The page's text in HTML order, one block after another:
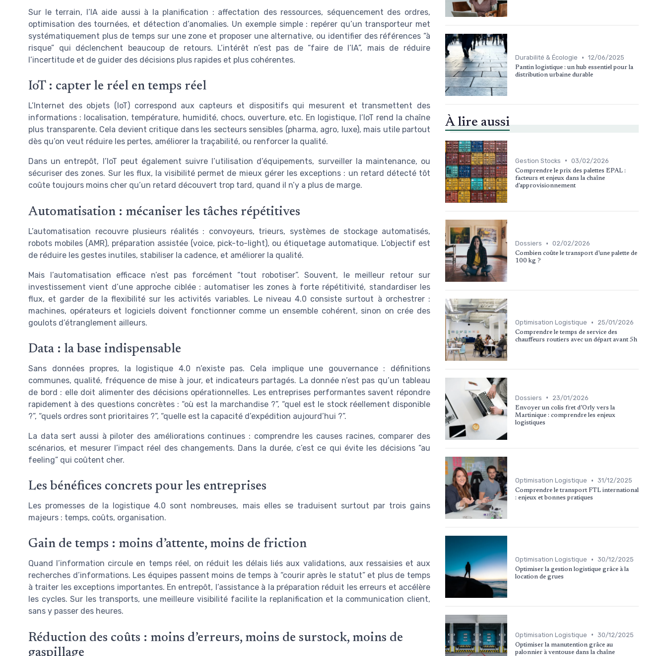
Sur le terrain, l’IA aide aussi à la planification : affectation des ressources, séquencement des ordres,
optimisation des tournées, et détection d’anomalies. Un exemple simple : repérer qu’un transporteur met
systématiquement plus de temps sur une zone et proposer une alternative, ou identifier des références “à
risque” qui déclenchent beaucoup de retours. L’intérêt n’est pas de “faire de l’IA”, mais de réduire
l’incertitude et de guider des décisions plus rapides et plus cohérentes.
IoT : capter le réel en temps réel
L’Internet des objets (IoT) correspond aux capteurs et dispositifs qui mesurent et transmettent des
informations : localisation, température, humidité, chocs, ouverture, etc. En logistique, l’IoT rend la chaîne
plus transparente. Cela devient critique dans les secteurs sensibles (pharma, agro, luxe), mais utile partout
dès qu’on veut réduire les pertes, améliorer la traçabilité, ou renforcer la qualité.
Dans un entrepôt, l’IoT peut également suivre l’utilisation d’équipements, surveiller la maintenance, ou
sécuriser des zones. Sur les flux, la visibilité permet de mieux gérer les exceptions : un retard détecté tôt
coûte toujours moins cher qu’un retard découvert trop tard, quand il n’y a plus de marge.
Automatisation : mécaniser les tâches répétitives
L’automatisation recouvre plusieurs réalités : convoyeurs, trieurs, systèmes de stockage automatisés,
robots mobiles (AMR), préparation assistée (voice, pick-to-light), ou étiquetage automatique. L’objectif est
de réduire les gestes inutiles, stabiliser la cadence, et améliorer la qualité.
Mais l’automatisation efficace n’est pas forcément “tout robotiser”. Souvent, le meilleur retour sur
investissement vient d’une approche ciblée : automatiser les zones à forte répétitivité, standardiser les
flux, et garder de la flexibilité sur les activités variables. Le niveau 4.0 consiste surtout à orchestrer :
machines, opérateurs et logiciels doivent fonctionner comme un ensemble cohérent, sinon on crée des
goulots d’étranglement ailleurs.
Data : la base indispensable
Sans données propres, la logistique 4.0 n’existe pas. Cela implique une gouvernance : définitions
communes, qualité, fréquence de mise à jour, et indicateurs partagés. La donnée n’est pas qu’un tableau
de bord : elle doit alimenter des décisions opérationnelles. Les entreprises performantes savent répondre
rapidement à des questions concrètes : “où est la marchandise ?”, “quel est le stock réellement disponible
?”, “quels ordres sont prioritaires ?”, “quelle est la capacité d’expédition aujourd’hui ?”.
La data sert aussi à piloter des améliorations continues : comprendre les causes racines, comparer des
scénarios, et mesurer l’impact réel des changements. Dans la durée, c’est ce qui évite les décisions “au
feeling” qui coûtent cher.
Les bénéfices concrets pour les entreprises
Les promesses de la logistique 4.0 sont nombreuses, mais elles se traduisent surtout par trois gains
majeurs : temps, coûts, organisation.
Gain de temps : moins d’attente, moins de friction
Quand l’information circule en temps réel, on réduit les délais liés aux validations, aux ressaisies et aux
recherches d’informations. Les équipes passent moins de temps à “courir après le statut” et plus de temps
à traiter les exceptions importantes. En entrepôt, l’assistance à la préparation réduit les erreurs et accélère
les cycles. Sur les transports, une meilleure visibilité facilite la replanification et la communication client,
sans y passer des heures.
Réduction des coûts : moins d’erreurs, moins de surstock, moins de
gaspillage
Durabilité & Écologie • 12/06/2025
Pantin logistique : un hub essentiel pour la
distribution urbaine durable
À lire aussi
Gestion Stocks • 03/02/2026
Comprendre le prix des palettes EPAL :
facteurs et enjeux dans la chaîne
d'approvisionnement
Dossiers • 02/02/2026
Combien coûte le transport d’une palette de
100 kg ?
Optimisation Logistique • 25/01/2026
Comprendre le temps de service des
chauffeurs routiers avec un départ avant 5h
Dossiers • 23/01/2026
Envoyer un colis fret d’Orly vers la
Martinique : comprendre les enjeux
logistiques
Optimisation Logistique • 31/12/2025
Comprendre le transport FTL international
: enjeux et bonnes pratiques
Optimisation Logistique • 30/12/2025
Optimiser la gestion logistique grâce à la
location de grues
Optimisation Logistique • 30/12/2025
Optimiser la manutention grâce au
palonnier à ventouse dans la chaîne